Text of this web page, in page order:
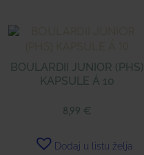
BOULARDII JUNIOR (PHS)
KAPSULE Á 10
8,99 €
Dodaj u listu želja